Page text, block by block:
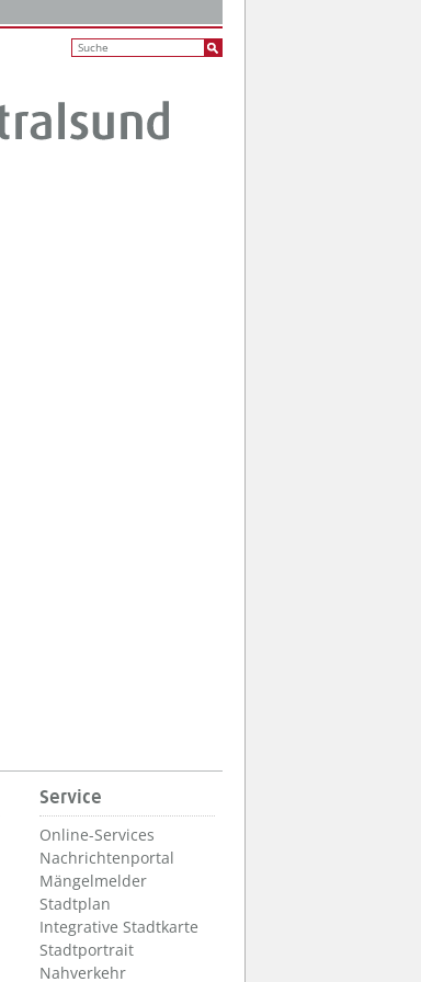
Service
Online-Services
Nachrichtenportal
Mängelmelder
Stadtplan
Integrative Stadtkarte
Stadtportrait
Nahverkehr